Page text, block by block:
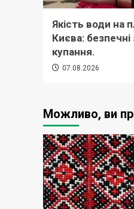
Якість води на
Києва:
купання.
07.08.2026
Можливо, ви